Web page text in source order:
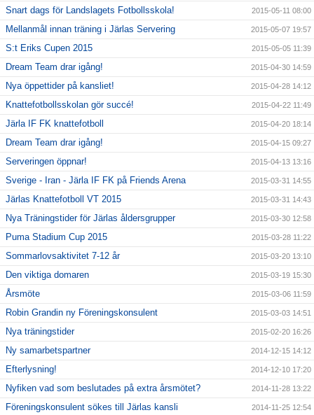
Snart dags för Landslagets Fotbollsskola! 2015-05-11 08:00
Mellanmål innan träning i Järlas Servering 2015-05-07 19:57
S:t Eriks Cupen 2015 2015-05-05 11:39
Dream Team drar igång! 2015-04-30 14:59
Nya öppettider på kansliet! 2015-04-28 14:12
Knattefotbollsskolan gör succé! 2015-04-22 11:49
Järla IF FK knattefotboll 2015-04-20 18:14
Dream Team drar igång! 2015-04-15 09:27
Serveringen öppnar! 2015-04-13 13:16
Sverige - Iran - Järla IF FK på Friends Arena 2015-03-31 14:55
Järlas Knattefotboll VT 2015 2015-03-31 14:43
Nya Träningstider för Järlas åldersgrupper 2015-03-30 12:58
Puma Stadium Cup 2015 2015-03-28 11:22
Sommarlovsaktivitet 7-12 år 2015-03-20 13:10
Den viktiga domaren 2015-03-19 15:30
Årsmöte 2015-03-06 11:59
Robin Grandin ny Föreningskonsulent 2015-03-03 14:51
Nya träningstider 2015-02-20 16:26
Ny samarbetspartner 2014-12-15 14:12
Efterlysning! 2014-12-10 17:20
Nyfiken vad som beslutades på extra årsmötet? 2014-11-28 13:22
Föreningskonsulent sökes till Järlas kansli 2014-11-25 12:54